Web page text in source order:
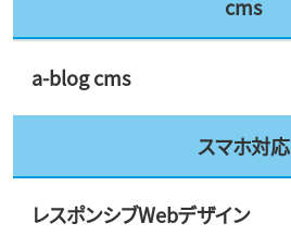
cms
a-blog cms
スマホ対応
レスポンシブWebデザイン